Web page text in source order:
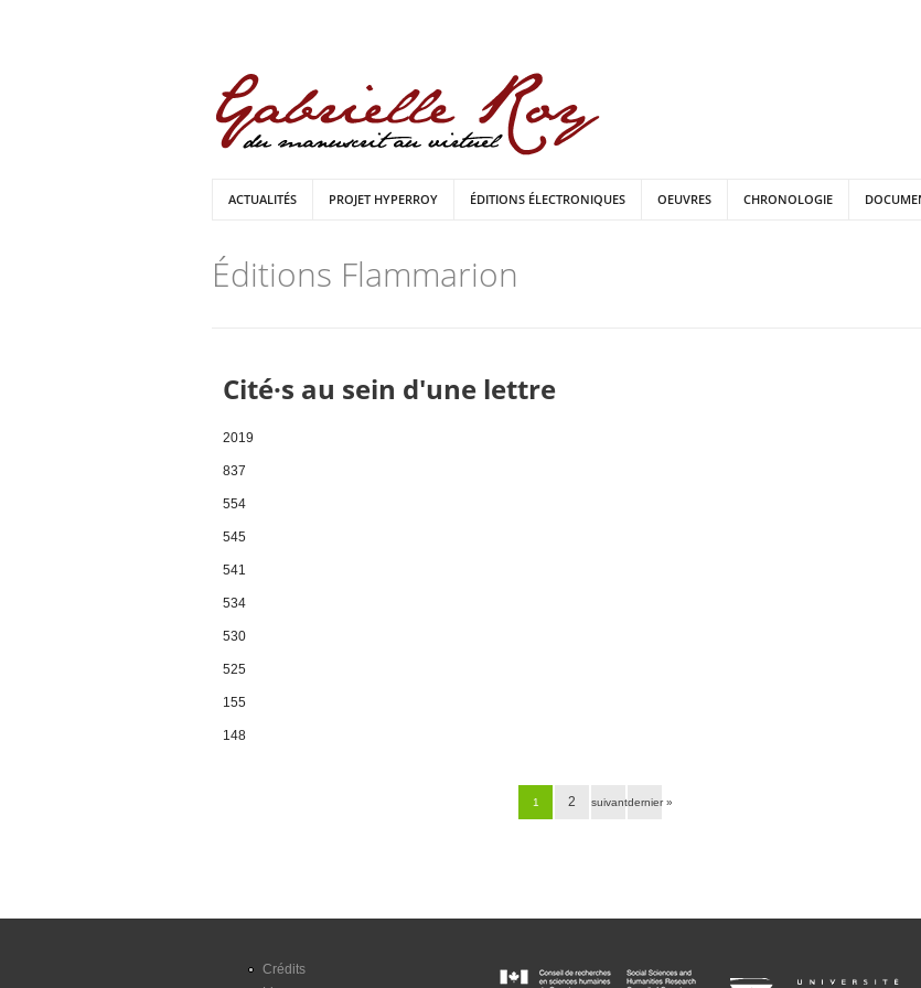
ACTUALITÉS PROJET HYPERROY ÉDITIONS ÉLECTRONIQUES OEUVRES CHRONOLOGIE
Éditions Flammarion
Cité·s au sein d'une lettre
2019
837
554
545
541
534
530
525
155
148
1 2 suivant ›dernier »
Crédits